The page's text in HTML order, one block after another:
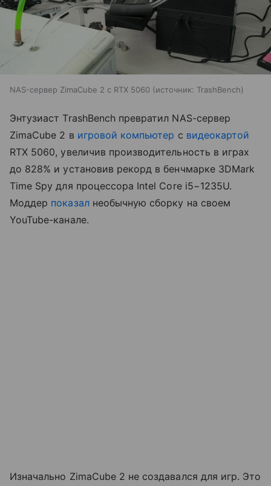
NAS-сервер ZimaCube 2 с RTX 5060 источник: TrashBench
Энтузиаст TrashBench превратил NAS-сервер
ZimaCube 2 в игровой компьютер с видеокартой
RTX 5060, увеличив производительность в играх
до 828% и установив рекорд в бенчмарке 3DMark
Time Spy для процессора Intel Core i5−1235U.
Моддер показалнеобычную сборку на своем
YouTube-канале.
Изначально ZimaCube 2 не создавался для игр. Это